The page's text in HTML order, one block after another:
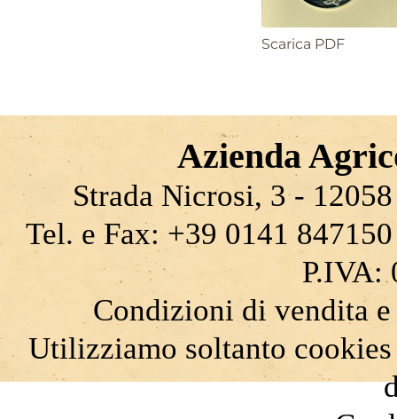
Scarica PDF
Azienda
Strada Nicrosi, 3 -
Tel. e Fax: +39 0141
P.IVA:
Condizioni di vendita
Utilizziamo soltanto